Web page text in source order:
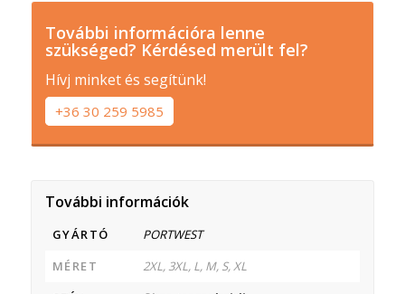
További információra lenne
szükséged? Kérdésed merült fel?
Hívj minket és segítünk!
+36 30 259 5985
További információk
GYÁRTÓ
PORTWEST
MÉRET
2XL, 3XL, L, M, S, XL